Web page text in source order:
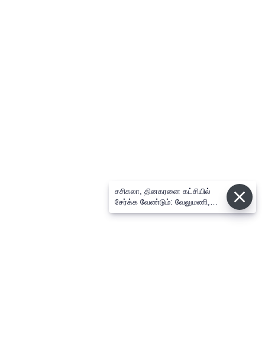
சசிகலா, தினகரனை கட்சியில்
சேர்க்க வேண்டும்: வேலுமணி,
விஸ்வநாதன் மீண்டும் போர்க்கொடி